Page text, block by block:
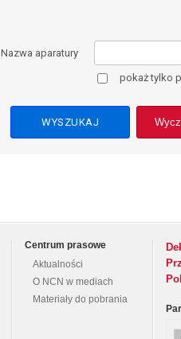
Nazwa aparatury
pokaż tylko
Centrum prasowe
Aktualności
O NCN w mediach
Materiały do pobrania